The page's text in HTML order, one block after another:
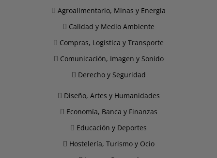
Agroalimentario, Minas y Energía
Calidad y Medio Ambiente
Compras, Logística y Transporte
Comunicación, Imagen y Sonido
Derecho y Seguridad
Diseño, Artes y Humanidades
Economía, Banca y Finanzas
Educación y Deportes
Hostelería, Turismo y Ocio